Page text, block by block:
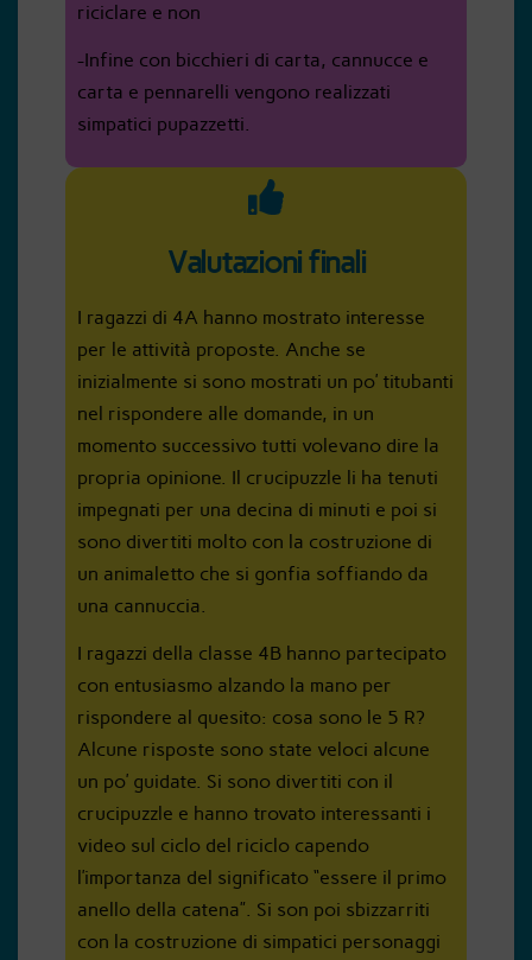
riciclare e non
-Infine con bicchieri di carta, cannucce e
carta e pennarelli vengono realizzati
simpatici pupazzetti.
Valutazioni finali
I ragazzi di 4A hanno mostrato interesse
per le attività proposte. Anche se
inizialmente si sono mostrati un po’ titubanti
nel rispondere alle domande, in un
momento successivo tutti volevano dire la
propria opinione. Il crucipuzzle li ha tenuti
impegnati per una decina di minuti e poi si
sono divertiti molto con la costruzione di
un animaletto che si gonfia soffiando da
una cannuccia.
I ragazzi della classe 4B hanno partecipato
con entusiasmo alzando la mano per
rispondere al quesito: cosa sono le 5 R?
Alcune risposte sono state veloci alcune
un po’ guidate. Si sono divertiti con il
crucipuzzle e hanno trovato interessanti i
video sul ciclo del riciclo capendo
l’importanza del significato “essere il primo
anello della catena”. Si son poi sbizzarriti
con la costruzione di simpatici personaggi